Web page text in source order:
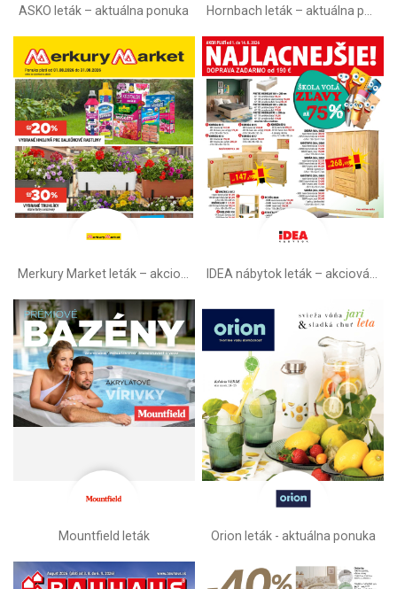
ASKO leták – aktuálna ponuka Hornbach leták – aktuálna ponuka
Mountfield leták Orion leták - aktuálna ponuka